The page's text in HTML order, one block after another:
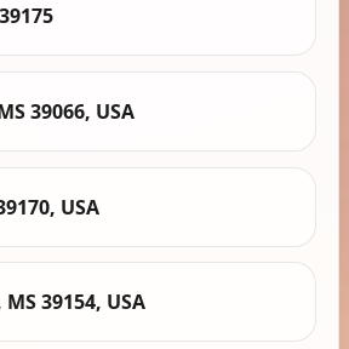
39066, USA
USA
39154, USA